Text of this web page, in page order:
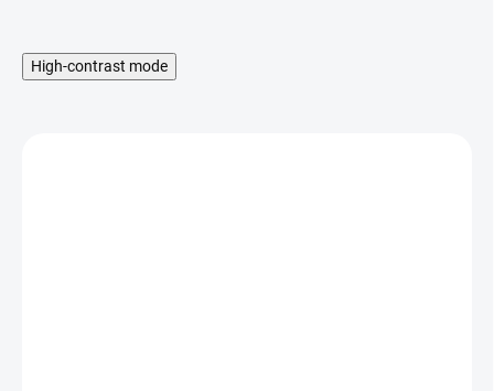
High-contrast mode